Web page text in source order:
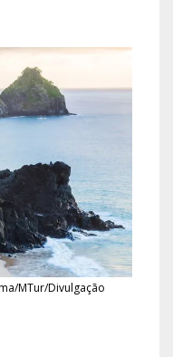
MTur/Divulgação